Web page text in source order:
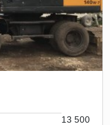
13 500